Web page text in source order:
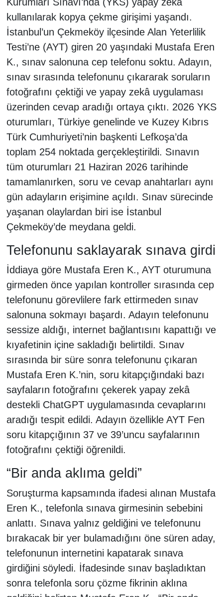
kullanılarak kopya çekme girişimi yaşandı.
İstanbul’un Çekmeköy ilçesinde Alan Yeterlilik
Testi’ne (AYT) giren 20 yaşındaki Mustafa Eren
K., sınav salonuna cep telefonu soktu. Adayın,
sınav sırasında telefonunu çıkararak soruların
fotoğrafını çektiği ve yapay zekâ uygulaması
üzerinden cevap aradığı ortaya çıktı. 2026 YKS
oturumları, Türkiye genelinde ve Kuzey Kıbrıs
Türk Cumhuriyeti’nin başkenti Lefkoşa’da
toplam 254 noktada gerçekleştirildi. Sınavın
tüm oturumları 21 Haziran 2026 tarihinde
tamamlanırken, soru ve cevap anahtarları aynı
gün adayların erişimine açıldı. Sınav sürecinde
yaşanan olaylardan biri ise İstanbul
Çekmeköy’de meydana geldi.
Telefonunu saklayarak sınava girdi
İddiaya göre Mustafa Eren K., AYT oturumuna
girmeden önce yapılan kontroller sırasında cep
telefonunu görevlilere fark ettirmeden sınav
salonuna sokmayı başardı. Adayın telefonunu
sessize aldığı, internet bağlantısını kapattığı ve
kıyafetinin içine sakladığı belirtildi. Sınav
sırasında bir süre sonra telefonunu çıkaran
Mustafa Eren K.’nin, soru kitapçığındaki bazı
sayfaların fotoğrafını çekerek yapay zekâ
destekli ChatGPT uygulamasında cevaplarını
aradığı tespit edildi. Adayın özellikle AYT Fen
soru kitapçığının 37 ve 39’uncu sayfalarının
fotoğrafını çektiği öğrenildi.
“Bir anda aklıma geldi”
Soruşturma kapsamında ifadesi alınan Mustafa
Eren K., telefonla sınava girmesinin sebebini
anlattı. Sınava yalnız geldiğini ve telefonunu
bırakacak bir yer bulamadığını öne süren aday,
telefonunun internetini kapatarak sınava
girdiğini söyledi. İfadesinde sınav başladıktan
sonra telefonla soru çözme fikrinin aklına